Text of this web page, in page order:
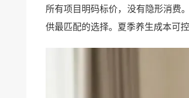
所有项目明码标价，没有隐形消费
供最匹配的选择。夏季养生成本可